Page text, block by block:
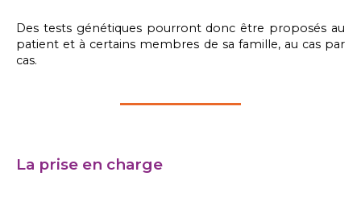
Des tests génétiques pourront donc être proposés au
patient et à certains membres de sa famille, au cas par
cas.
La prise en charge